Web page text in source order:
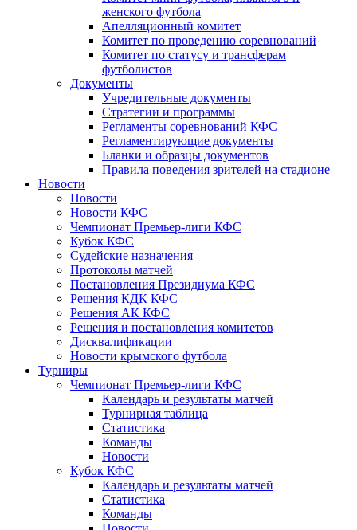
женского футбола
Апелляционный комитет
Комитет по проведению соревнований
Комитет по статусу и трансферам
футболистов
Документы
Учредительные документы
Стратегии и программы
Регламенты соревнований КФС
Регламентирующие документы
Бланки и образцы документов
Правила поведения зрителей на стадионе
Новости
Новости
Новости КФС
Чемпионат Премьер-лиги КФС
Кубок КФС
Судейские назначения
Протоколы матчей
Постановления Президиума КФС
Решения КДК КФС
Решения АК КФС
Решения и постановления комитетов
Дисквалификации
Новости крымского футбола
Турниры
Чемпионат Премьер-лиги КФС
Календарь и результаты матчей
Турнирная таблица
Статистика
Команды
Новости
Кубок КФС
Календарь и результаты матчей
Статистика
Команды